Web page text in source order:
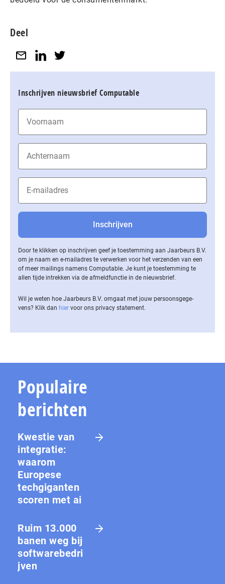
Deel
Inschrijven nieuwsbrief Computable
Door te klikken op inschrijven geef je toestemming aan Jaarbeurs B.V.
om je naam en e-mailadres te verwerken voor het verzenden van een
of meer mailings namens Computable. Je kunt je toestemming te
allen tijde intrekken via de af­meld­func­tie in de nieuwsbrief.
Wil je weten hoe Jaarbeurs B.V. omgaat met jouw per­soons­ge­ge­
vens? Klik dan hier voor ons privacy statement.
Populaire
berichten
Kwestie van
integratie:
waarom
Europese
techgiganten
scoren met ai
Ruim 13.000
banen weg bij
softwarebedri
jven